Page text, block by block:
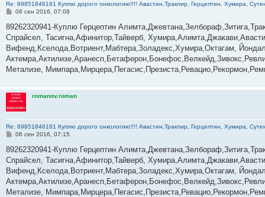
Re: 89851846161 Куплю дорого онкологию!!!! Авастин,Траклир, Герцептин, Хумира,
С
о
щ
е
и
е
06 сен 2016, 07:08
89262320941-Куплю Герцептин
Спрайсел, Тасигна,Афинитор,Тайверб,
Вифенд,Кселода,Вотриент,Мабтера,Золадекс,Хумира,Октагам,
Метализе,
romanov.roman
Re: 89851846161 Куплю дорого онкологию!!!! Авастин,Траклир, Герцептин, Хумира,
С
о
щ
е
и
е
06 сен 2016, 07:15
89262320941-Куплю Герцептин
Спрайсел, Тасигна,Афинитор,Тайверб,
Вифенд,Кселода,Вотриент,Мабтера,Золадекс,Хумира,Октагам,
Метализе,